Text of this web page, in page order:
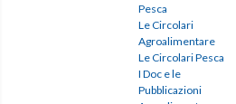
Pesca
Le Circolari
Agroalimentare
Le Circolari Pesca
I Doc e le
Pubblicazioni